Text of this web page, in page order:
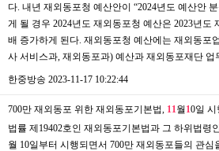
다. 내년 재외동포청 예산안이 “2024년도 예산안
게 될 경우 2024년도 재외동포청 예산은 2023년도
배 증가하게 된다. 재외동포청 예산에는 재외동포
사 서비스과, 재외동포과) 예산과 재외동포재단 업
한중방송 2023-11-17 10:22:44
700만 재외동포 위한 재외동포기본법, 1 1 월10일 시
법률 제19402호인 재외동포기본법과 그 하위법령
월 10일부터 시행되면서 700만 재외동포들의 관